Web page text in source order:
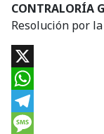
CONTRALORÍA
Resolución por
X
WhatsApp
Telegram